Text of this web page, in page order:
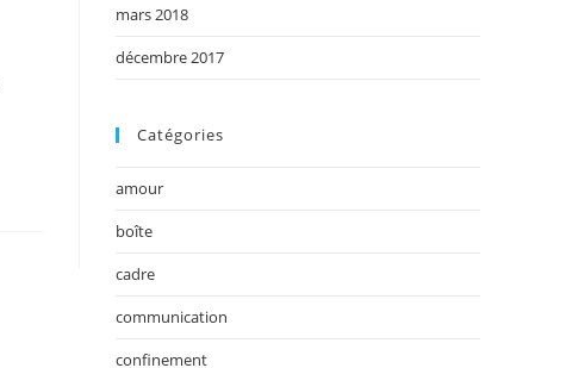
mars 2018
décembre 2017
Catégories
amour
boîte
cadre
communication
confinement